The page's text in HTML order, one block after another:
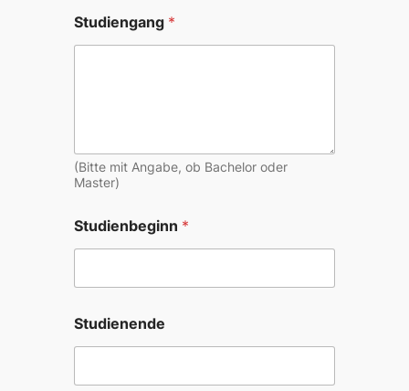
Studiengang *
(Bitte mit Angabe, ob Bachelor oder
Master)
Studienbeginn *
Studienende